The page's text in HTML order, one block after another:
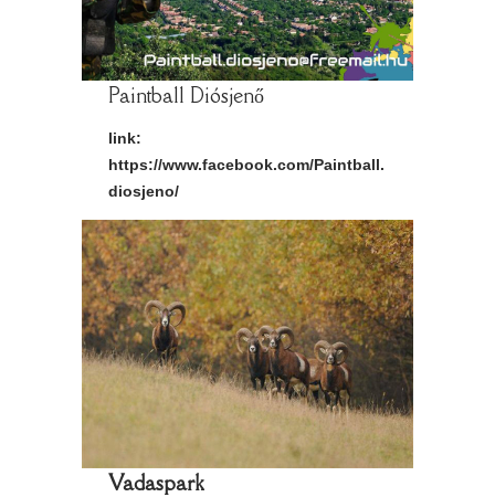
Paintball Diósjenő
link:
https://www.facebook.com/Paintball.
diosjeno/
Vadaspark